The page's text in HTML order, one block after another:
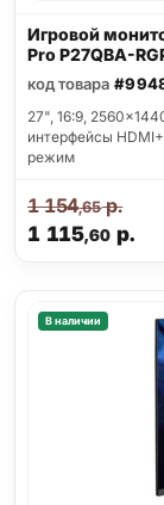
Игровой
Pro P27QBA-
код товара
27", 16:9,
интерфейсы
режим
1 115,60 р.
1 154,65р.
В наличии